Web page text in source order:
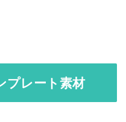
プレート素材